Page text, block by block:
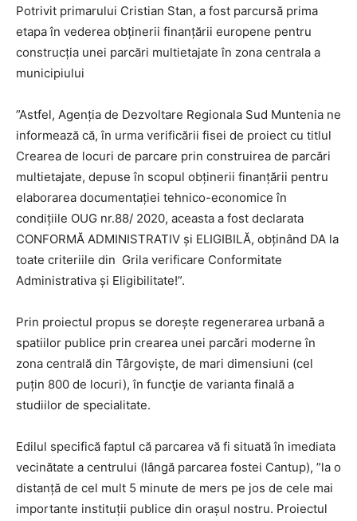
Potrivit primarului Cristian Stan, a fost parcursă prima
etapa în vederea obținerii finanțării europene pentru
construcția unei parcări multietajate în zona centrala a
municipiului
”Astfel, Agenția de Dezvoltare Regionala Sud Muntenia ne
informează că, în urma verificării fisei de proiect cu titlul
Crearea de locuri de parcare prin construirea de parcări
multietajate, depuse în scopul obținerii finanțării pentru
elaborarea documentației tehnico-economice în
condițiile OUG nr.88/ 2020, aceasta a fost declarata
CONFORMĂ ADMINISTRATIV și ELIGIBILĂ, obținând DA la
toate criteriile din Grila verificare Conformitate
Administrativa și Eligibilitate!”.
Prin proiectul propus se dorește regenerarea urbană a
spatiilor publice prin crearea unei parcări moderne în
zona centrală din Târgoviște, de mari dimensiuni (cel
puțin 800 de locuri), în funcţie de varianta finală a
studiilor de specialitate.
Edilul specifică faptul că parcarea vă fi situată în imediata
vecinătate a centrului (lângă parcarea fostei Cantup), ”la o
distanță de cel mult 5 minute de mers pe jos de cele mai
importante instituții publice din orașul nostru. Proiectul